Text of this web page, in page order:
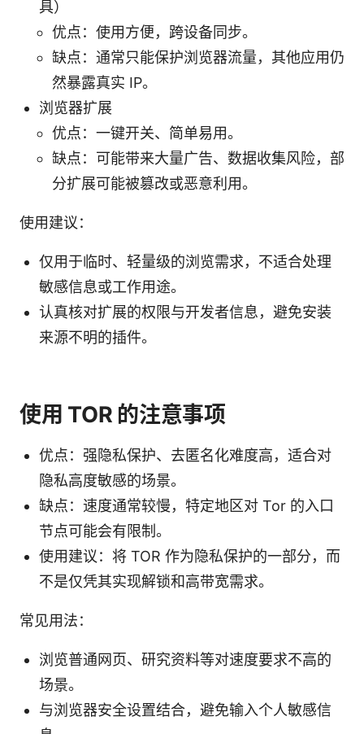
具）
优点：使用方便，跨设备同步。
缺点：通常只能保护浏览器流量，其他应用仍
然暴露真实 IP。
浏览器扩展
优点：一键开关、简单易用。
缺点：可能带来大量广告、数据收集风险，部
分扩展可能被篡改或恶意利用。
使用建议：
仅用于临时、轻量级的浏览需求，不适合处理
敏感信息或工作用途。
认真核对扩展的权限与开发者信息，避免安装
来源不明的插件。
使用 TOR 的注意事项
优点：强隐私保护、去匿名化难度高，适合对
隐私高度敏感的场景。
缺点：速度通常较慢，特定地区对 Tor 的入口
节点可能会有限制。
使用建议：将 TOR 作为隐私保护的一部分，而
不是仅凭其实现解锁和高带宽需求。
常见用法：
浏览普通网页、研究资料等对速度要求不高的
场景。
与浏览器安全设置结合，避免输入个人敏感信